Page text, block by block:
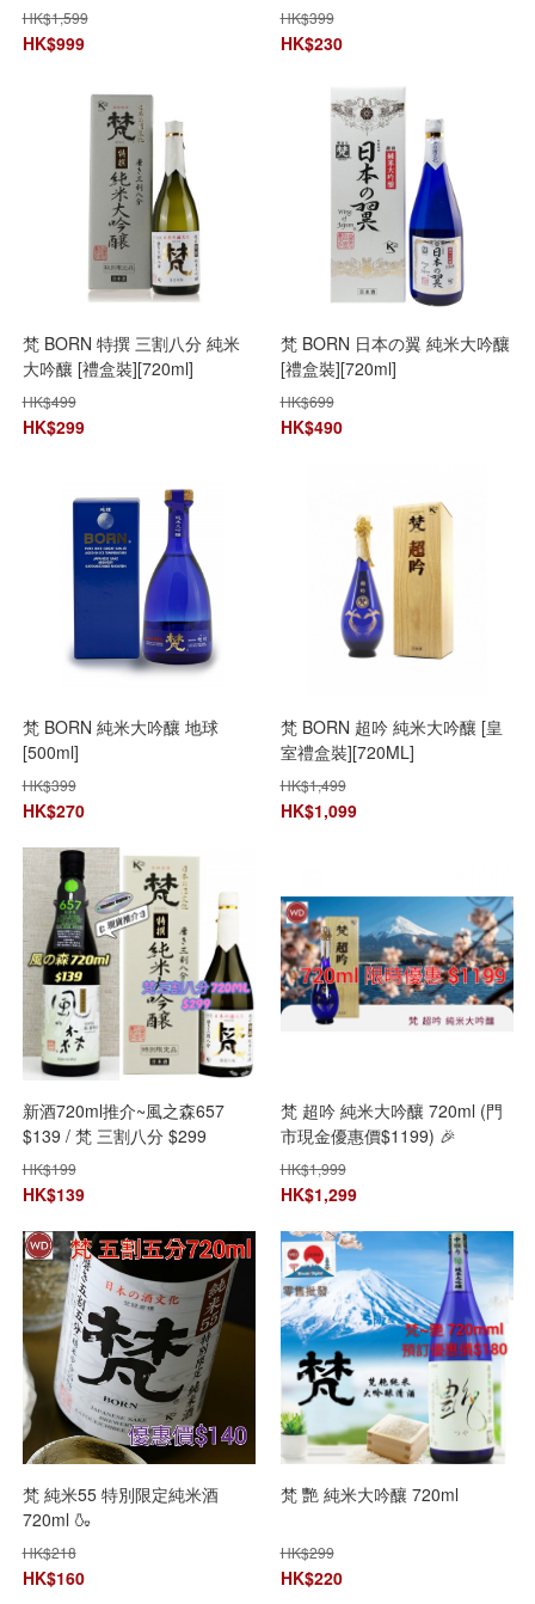
HK$1,599
HK$999
HK$399
HK$230
梵 BORN 特撰 三割八分 純米
大吟釀 [禮盒裝][720ml]
HK$499
HK$299
梵 BORN 日本の翼 純米大吟釀
[禮盒裝][720ml]
HK$699
HK$490
梵 BORN 純米大吟釀 地球
[500ml]
HK$399
HK$270
梵 BORN 超吟 純米大吟釀 [皇
室禮盒裝][720ML]
HK$1,499
HK$1,099
新酒720ml推介~風之森657
$139 / 梵 三割八分 $299
HK$199
HK$139
梵 超吟 純米大吟釀 720ml (門
市現金優惠價$1199) 🎉
HK$1,999
HK$1,299
梵 純米55 特別限定純米酒
720ml 🍶
HK$218
HK$160
梵 艷 純米大吟釀 720ml
HK$299
HK$220